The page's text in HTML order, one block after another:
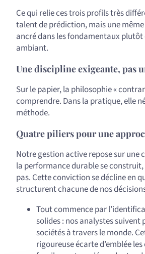
Ce qui relie ces trois profils très
talent de prédiction, mais une
ancré dans les fondamentaux
ambiant.
Une discipline exigeante, pas
Sur le papier, la philosophie «
comprendre. Dans la pratique, elle
méthode.
Quatre piliers pour une
Notre gestion active repose sur une
la performance durable se construit,
pas. Cette conviction se décline en
structurent chacune de nos
Tout commence par
solides : nos analystes suivent
sociétés à travers le monde.
rigoureuse écarte d’emblée